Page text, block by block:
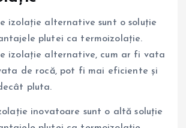
izolație alternative sunt o soluție
plutei ca termoizolație.
izolație alternative, cum ar fi vata
de rocă, pot fi mai eficiente și
pluta.
inovatoare sunt o altă soluție